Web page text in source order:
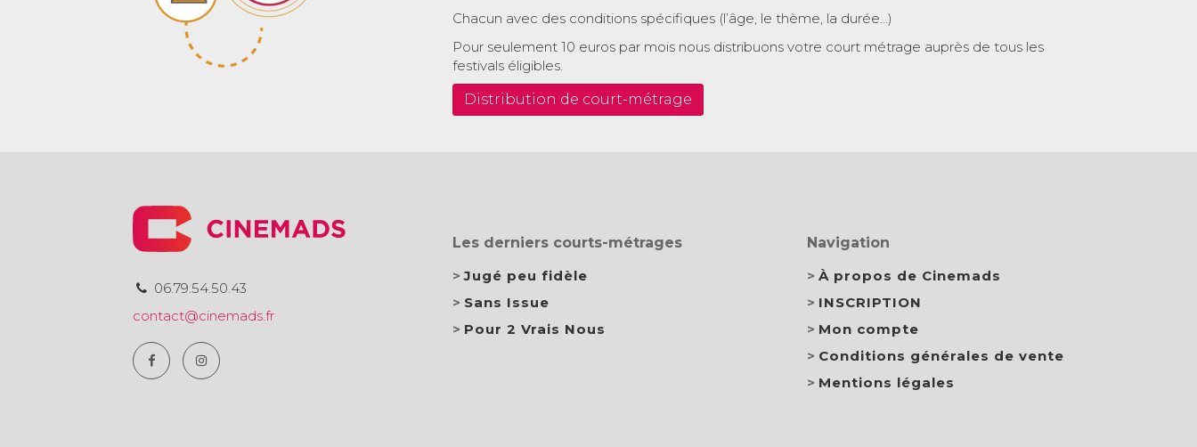
Chacun avec des conditions spécifiques (l’âge, le thème, la durée…)
Pour seulement 10 euros par mois nous distribuons votre court métrage auprès de tous les
festivals éligibles.
Distribution de court-métrage
06.79.54.50.43
contact@cinemads.fr
Les derniers courts-métrages
Jugé peu fidèle
Sans Issue
Pour 2 Vrais Nous
Navigation
À propos de Cinemads
INSCRIPTION
Mon compte
Conditions générales de vente
Mentions légales